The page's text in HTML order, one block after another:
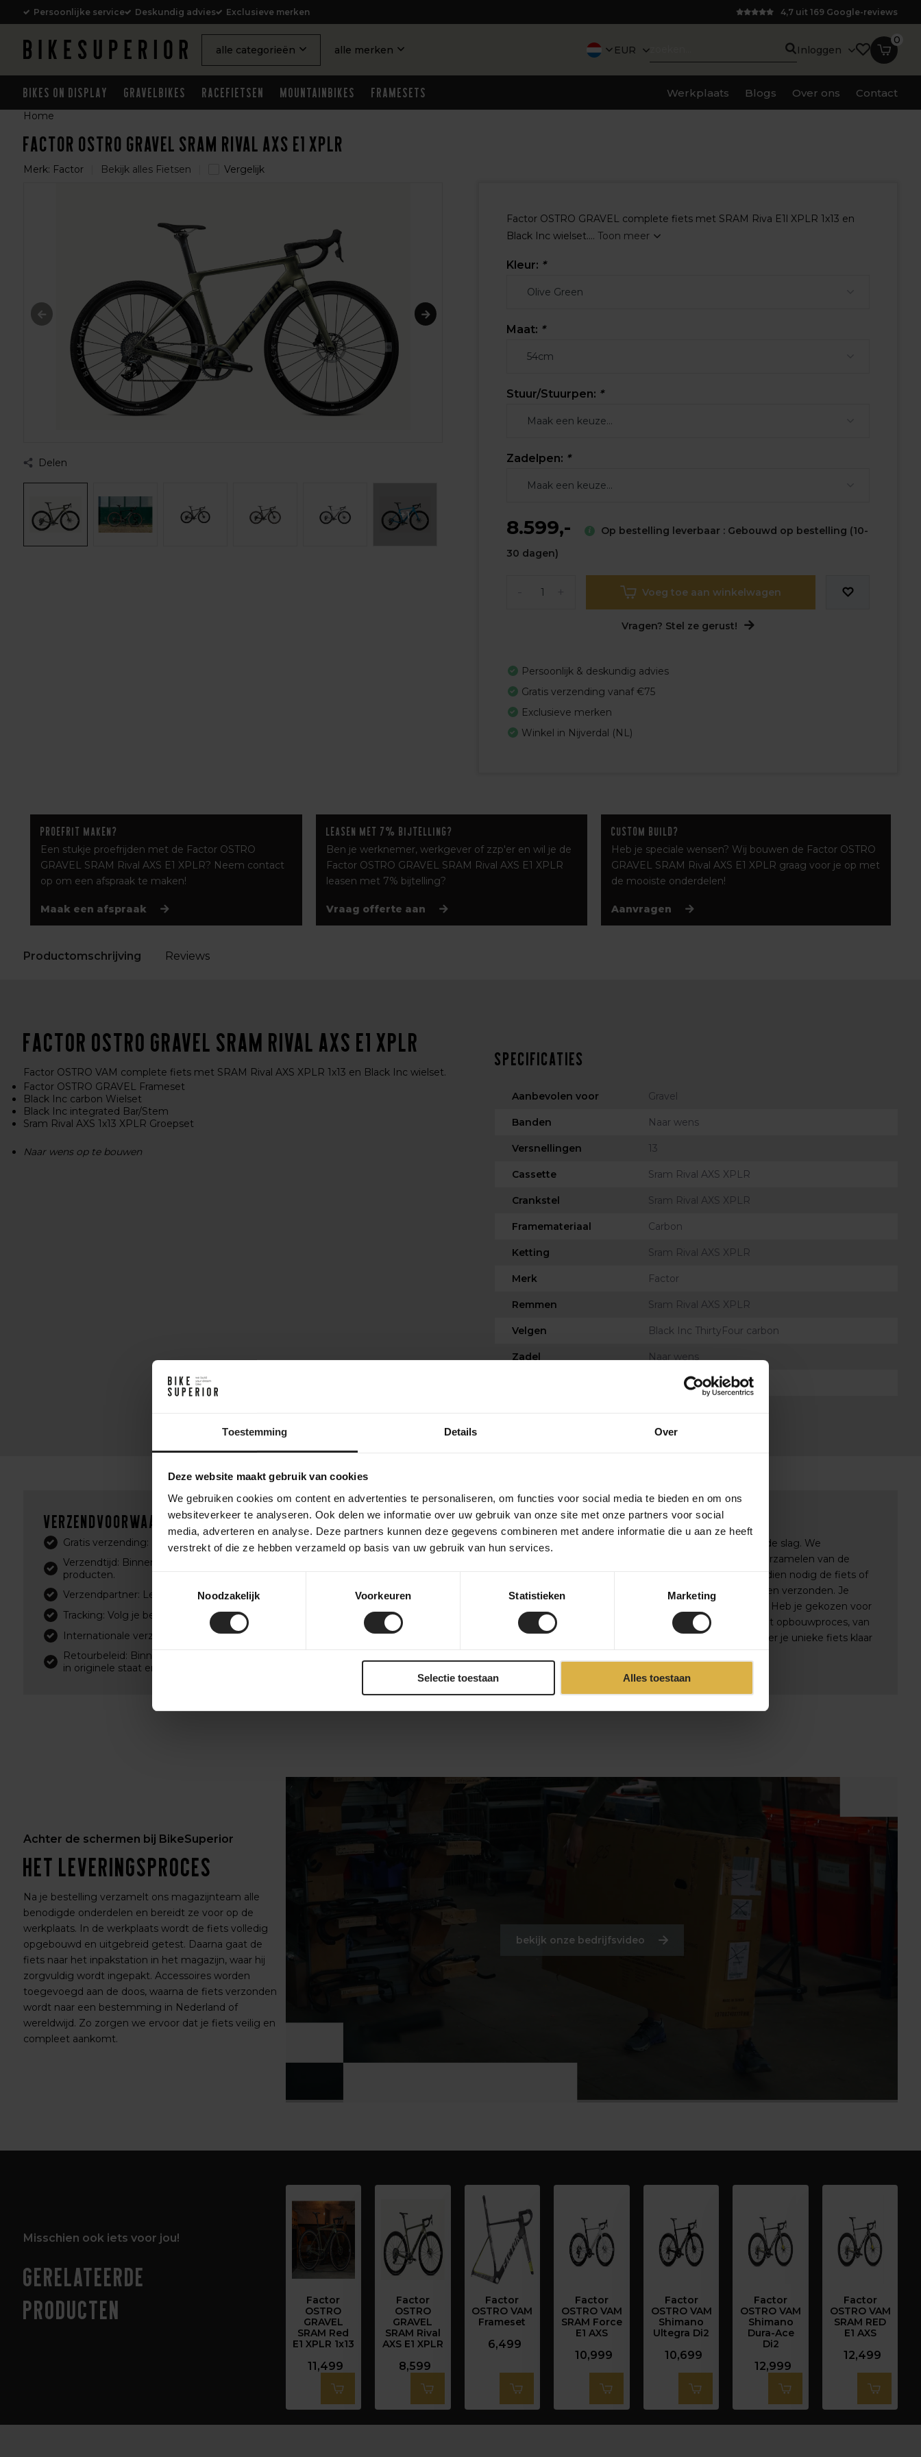
Toestemming Details Over
Deze website maakt gebruik van cookies
We gebruiken cookies om content en advertenties te personaliseren, om functies voor social media te bieden en om ons
websiteverkeer te analyseren. Ook delen we informatie over uw gebruik van onze site met onze partners voor social
media, adverteren en analyse. Deze partners kunnen deze gegevens combineren met andere informatie die u aan ze heeft
verstrekt of die ze hebben verzameld op basis van uw gebruik van hun services.
Noodzakelijk
Voorkeuren Statistieken Marketing
Selectie toestaan Alles toestaan
Persoonlijke service Deskundig advies Exclusieve merken 4,7 uit 169 Google-reviews
alle categorieën alle merken EUR Inloggen
0
Bikes on Display Gravelbikes Racefietsen Mountainbikes Framesets Werkplaats Blogs Over ons Contact
Home
Factor OSTRO GRAVEL SRAM Rival AXS E1 XPLR
Merk: Factor Bekijk alles Fietsen Vergelijk
Delen
+1
Factor OSTRO GRAVEL complete fiets met SRAM Riva E1l XPLR 1x13 en
Black Inc wielset.... Toon meer
Kleur: *
Maat: *
Stuur/Stuurpen: *
Zadelpen: *
8.599,-
Op bestelling leverbaar : Gebouwd op bestelling (10-
30 dagen)
Voeg toe aan winkelwagen
Vragen? Stel ze gerust!
Persoonlijk & deskundig advies
Gratis verzending vanaf €75
Exclusieve merken
Winkel in Nijverdal (NL)
Proefrit maken?
Een stukje proefrijden met de Factor OSTRO
GRAVEL SRAM Rival AXS E1 XPLR? Neem contact
op om een afspraak te maken!
Maak een afspraak
Leasen met 7% bijtelling?
Ben je werknemer, werkgever of zzp'er en wil je de
Factor OSTRO GRAVEL SRAM Rival AXS E1 XPLR
leasen met 7% bijtelling?
Vraag offerte aan
Custom build?
Heb je speciale wensen? Wij bouwen de Factor OSTRO
GRAVEL SRAM Rival AXS E1 XPLR graag voor je op met
de mooiste onderdelen!
Aanvragen
Productomschrijving Reviews
Factor OSTRO GRAVEL SRAM Rival AXS E1 XPLR
Factor OSTRO VAM complete fiets met SRAM Rival AXS XPLR 1x13 en Black Inc wielset.
Factor OSTRO GRAVEL Frameset
Black Inc carbon Wielset
Black Inc integrated Bar/Stem
Sram Rival AXS 1x13 XPLR Groepset
Naar wens op te bouwen
Specificaties
Aanbevolen voor Gravel
Banden Naar wens
Versnellingen 13
Cassette Sram Rival AXS XPLR
Crankstel Sram Rival AXS XPLR
Framemateriaal Carbon
Ketting Sram Rival AXS XPLR
Merk Factor
Remmen Sram Rival AXS XPLR
Velgen Black Inc ThirtyFour carbon
Zadel Naar wens
Black Inc Carbon
Verzendvoorwaarden
Gratis verzending: Bij bestellingen boven €75,- (Nederland & België)
Verzendtijd: Binnen 1-2 werkdagen, afhankelijk van de beschikbaarheid van
producten.
Verzendpartner: Levering via PostNL of DPD.
Tracking: Volg je bestelling met een track & trace-code.
Internationale verzending mogelijk. (PostNL, DPD, UPS of DHL Express)
Retourbeleid: Binnen Nederland kosteloos retourneren binnen 14 dagen, mits
in originele staat en verpakking.
Ik heb besteld. En nu?
Na je online bestelling bij BikeSuperior gaan we direct aan de slag. We
bevestigen je bestelling via e-mail en beginnen met het verzamelen van de
gekozen producten. Zodra alles gereed is, monteren we indien nodig de fiets of
onderdelen. Daarna wordt je bestelling zorgvuldig verpakt en verzonden. Je
ontvangt een track & trace-code om de levering te volgen. Heb je gekozen voor
een custom build? Dan houden we je op de hoogte van het opbouwproces, van
frameselectie tot afmontage, zodat je precies weet wanneer je unieke fiets klaar
Achter de schermen bij BikeSuperior
Het leveringsproces
Na je bestelling verzamelt ons magazijnteam alle
benodigde onderdelen en bereidt ze voor op de
werkplaats. In de werkplaats wordt de fiets volledig
opgebouwd en uitgebreid getest. Daarna gaat de
fiets naar het inpakstation in het magazijn, waar hij
zorgvuldig wordt ingepakt. Accessoires worden
toegevoegd aan de doos, waarna de fiets verzonden
wordt naar een bestemming in Nederland of
wereldwijd. Zo zorgen we ervoor dat je fiets veilig en
compleet aankomt.
bekijk onze bedrijfsvideo
Misschien ook iets voor jou!
Gerelateerde
producten
Factor
OSTRO
GRAVEL
SRAM Red
E1 XPLR 1x13
11,499
Factor
OSTRO
GRAVEL
SRAM Rival
AXS E1 XPLR
8,599
Factor
OSTRO VAM
Frameset
6,499
Factor
OSTRO VAM
SRAM Force
E1 AXS
10,999
Factor
OSTRO VAM
Shimano
Ultegra Di2
10,699
Factor
OSTRO VAM
Shimano
Dura-Ace
Di2
12,999
Factor
OSTRO VAM
SRAM RED
E1 AXS
12,499